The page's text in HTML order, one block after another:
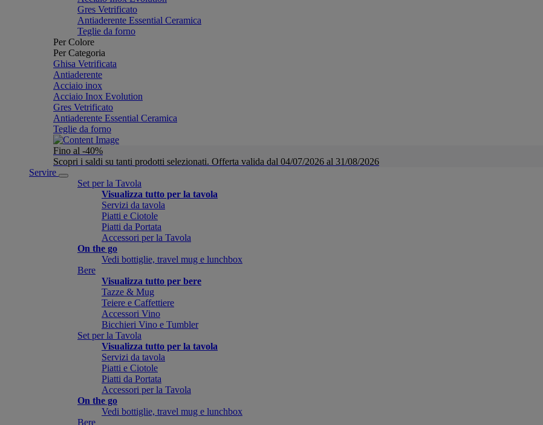
Gres Vetrificato
Antiaderente Essential Ceramica
Teglie da forno
Per Colore
Per Categoria
Ghisa Vetrificata
Antiaderente
Acciaio inox
Acciaio Inox Evolution
Gres Vetrificato
Antiaderente Essential Ceramica
Teglie da forno
Fino al -40%
Scopri i saldi su tanti prodotti selezionati. Offerta valida dal 04/07/2026 al 31/08/2026
Servire
Set per la Tavola
Visualizza tutto per la tavola
Servizi da tavola
Piatti e Ciotole
Piatti da Portata
Accessori per la Tavola
On the go
Vedi bottiglie, travel mug e lunchbox
Bere
Visualizza tutto per bere
Tazze & Mug
Teiere e Caffettiere
Accessori Vino
Bicchieri Vino e Tumbler
Set per la Tavola
Visualizza tutto per la tavola
Servizi da tavola
Piatti e Ciotole
Piatti da Portata
Accessori per la Tavola
On the go
Vedi bottiglie, travel mug e lunchbox
Bere